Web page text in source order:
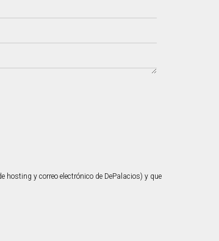
hosting y correo electrónico de DePalacios) y que